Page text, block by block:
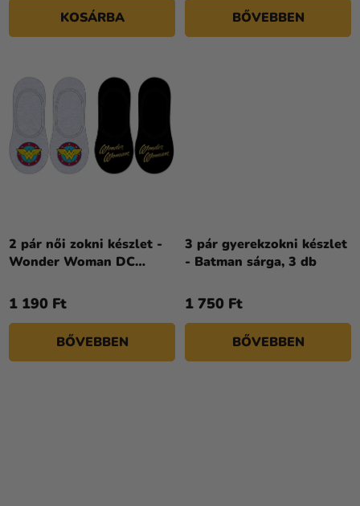
KOSÁRBA BŐVEBBEN
2 pár női zokni készlet -
Wonder Woman DC
1 190 Ft
BŐVEBBEN
3 pár gyerekzokni készlet
- Batman sárga, 3 db
1 750 Ft
BŐVEBBEN